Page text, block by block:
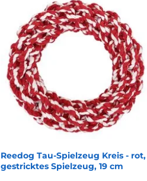
Reedog Tau-Spielzeug Kreis - rot,
gestricktes Spielzeug, 19 cm